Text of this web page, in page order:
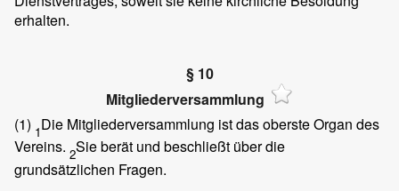
erhalten.
§ 10
Mitgliederversammlung
(1) 1Die Mitgliederversammlung ist das oberste Organ des
Vereins. 2Sie berät und beschließt über die
grundsätzlichen Fragen.